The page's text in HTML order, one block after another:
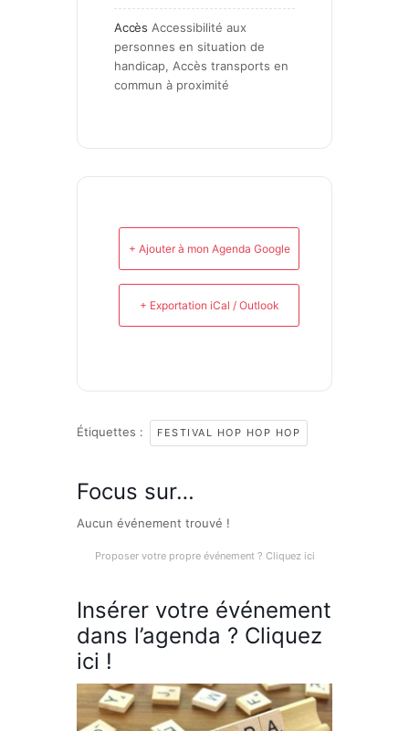
Accès Accessibilité aux
personnes en situation de
handicap, Accès transports en
commun à proximité
+ Ajouter à mon Agenda Google
+ Exportation iCal / Outlook
Étiquettes : FESTIVAL HOP HOP HOP
Focus sur…
Aucun événement trouvé !
Proposer votre propre événement ? Cliquez ici
Insérer votre événement
dans l’agenda ? Cliquez
ici !